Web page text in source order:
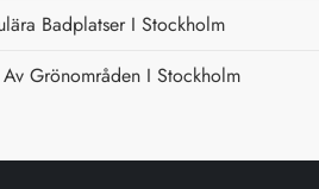
Badplatser I Stockholm
Grönområden I Stockholm